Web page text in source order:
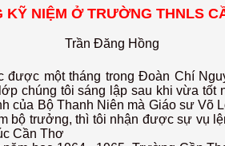
KỸ NIỆM Ở TRƯỜNG THNLS
Trần Đăng Hồng
được một tháng trong Đoàn Chí
chúng tôi sáng lập sau khi vừa tốt
của Bộ Thanh Niên mà Giáo sư Võ
bộ trưởng, thì tôi nhận được sự vụ
Cần Thơ